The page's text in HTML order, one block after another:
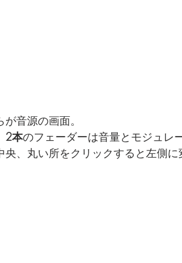
が音源の画面。
2本のフェーダーは音量とモジュレ
央、丸い所をクリックすると左側